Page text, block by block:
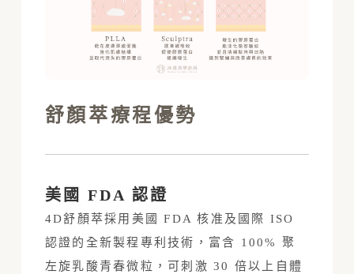
舒顏萃療程優勢
美國 FDA 認證
4D舒顏萃採用美國 FDA 核准及國際 ISO
認證的全新製程專利技術，富含 100% 聚
左旋乳酸青春微粒，可刺激 30 倍以上自體